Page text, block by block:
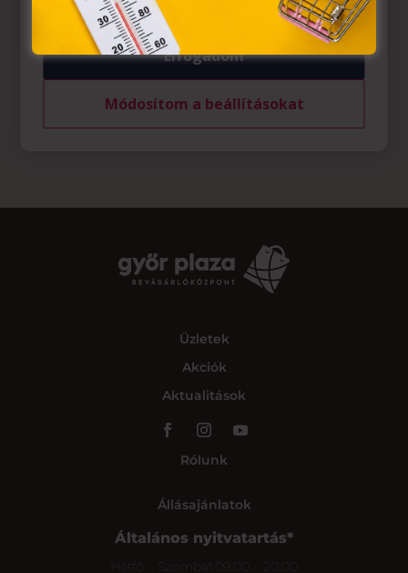
Üzletek
Akciók
Aktualitások
Rólunk
Állásajánlatok
Általános nyitvatartás*
Elfogadom
Módosítom a beállításokat